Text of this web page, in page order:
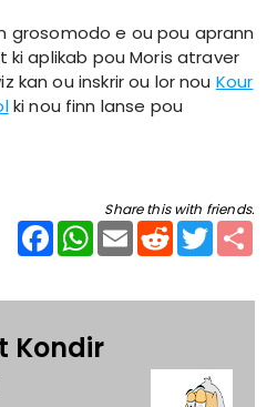
grosomodo e ou pou aprann
ki aplikab pou Moris atraver
kan ou inskrir ou lor nou Kour
ki nou finn lanse pou
Share this with friends.
FacebookWhatsApp
Email Reddit Twitter
Kondir